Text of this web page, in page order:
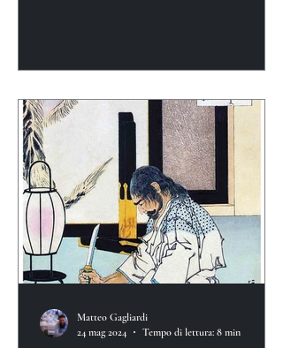
Matteo Gagliardi
24 mag 2024
Tempo di lettura: 8 min